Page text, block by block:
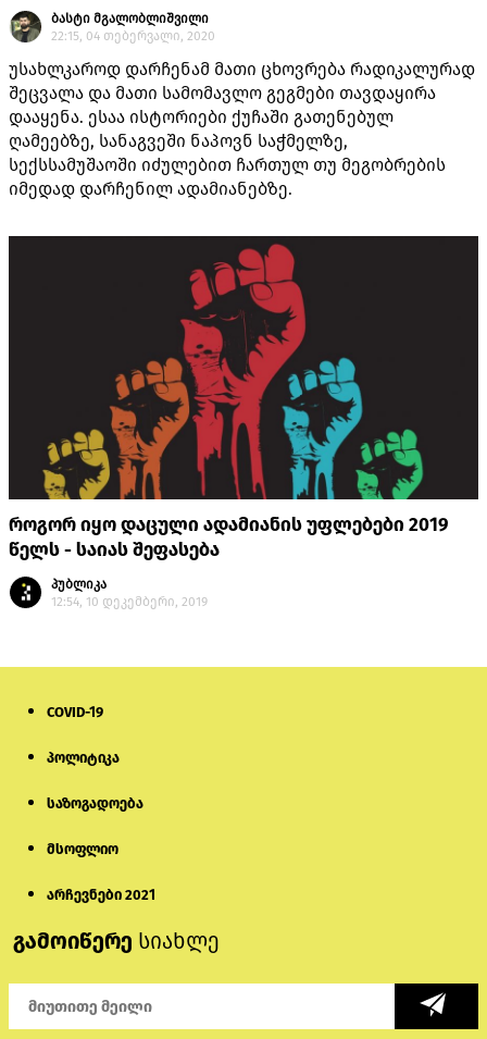
ბასტი მგალობლიშვილი
22:15, 04 თებერვალი, 2020
უსახლკაროდ დარჩენამ მათი ცხოვრება რადიკალურად
შეცვალა და მათი სამომავლო გეგმები თავდაყირა
დააყენა. ესაა ისტორიები ქუჩაში გათენებულ
ღამეებზე, სანაგვეში ნაპოვნ საჭმელზე,
სექსსამუშაოში იძულებით ჩართულ თუ მეგობრების
იმედად დარჩენილ ადამიანებზე.
როგორ იყო დაცული ადამიანის უფლებები 2019
წელს - საიას შეფასება
პუბლიკა
12:54, 10 დეკემბერი, 2019
COVID-19
პოლიტიკა
საზოგადოება
მსოფლიო
არჩევნები 2021
გამოიწერე სიახლე